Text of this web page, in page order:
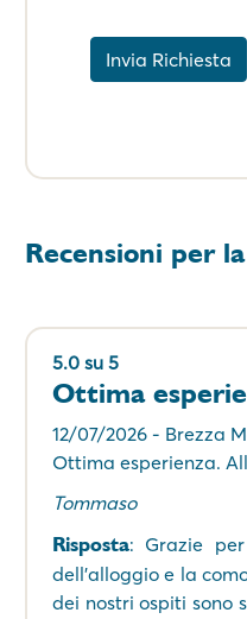
Invia Richiesta
Recensioni per
5.0 su 5
Ottima
12/07/2026 - Brezza
Ottima esperienza.
Tommaso
Risposta: Grazie
dell'alloggio e la
dei nostri ospiti sono